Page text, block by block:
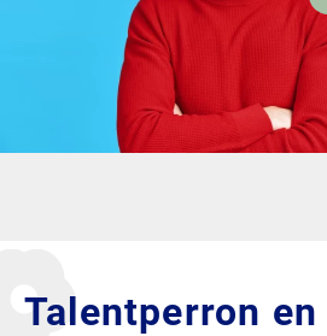
Talentperron en